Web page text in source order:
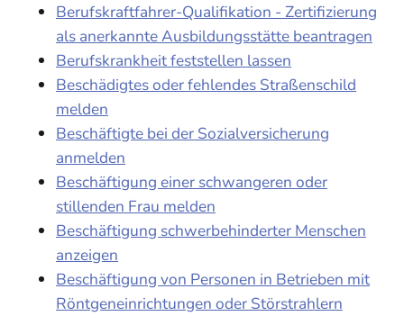
Berufskraftfahrer-Qualifikation - Zertifizierung
als anerkannte Ausbildungsstätte beantragen
Berufskrankheit feststellen lassen
Beschädigtes oder fehlendes Straßenschild
melden
Beschäftigte bei der Sozialversicherung
anmelden
Beschäftigung einer schwangeren oder
stillenden Frau melden
Beschäftigung schwerbehinderter Menschen
anzeigen
Beschäftigung von Personen in Betrieben mit
Röntgeneinrichtungen oder Störstrahlern